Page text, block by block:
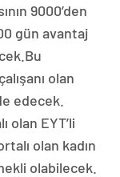
9000’den
gün avantaj
olan
edecek.
olan EYT’li
olan kadın
olabilecek.